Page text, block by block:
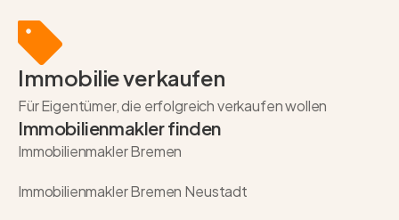
Immobilie verkaufen
Für Eigentümer, die erfolgreich verkaufen wollen
Immobilienmakler finden
Immobilienmakler Bremen
Immobilienmakler Bremen Neustadt